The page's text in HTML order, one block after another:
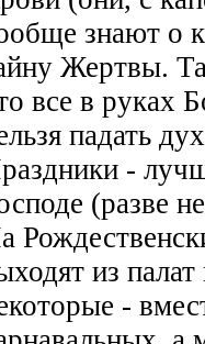
знают о
Жертвы.
все в руках
падать
-
(разве
из
-